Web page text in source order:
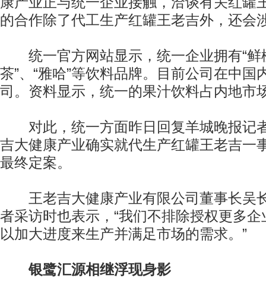
的合作除了代工生产红罐王老吉外，还会
统一官方网站显示，统一企业拥有“鲜
茶”、“雅哈”等饮料品牌。目前公司在中国
司。资料显示，统一的果汁饮料占内地市
对此，统一方面昨日回复羊城晚报记
吉大健康产业确实就代生产红罐王老吉一
最终定案。
王老吉大健康产业有限公司董事长吴
者采访时也表示，“我们不排除授权更多
以加大进度来生产并满足市场的需求。”
银鹭汇源相继浮现身影